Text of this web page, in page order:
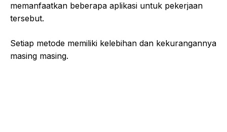
memanfaatkan beberapa aplikasi untuk pekerjaan
tersebut.
Setiap metode memiliki kelebihan dan kekurangannya
masing masing.